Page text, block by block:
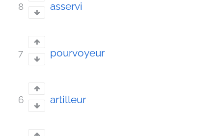
8 asservi
7 pourvoyeur
6 artilleur